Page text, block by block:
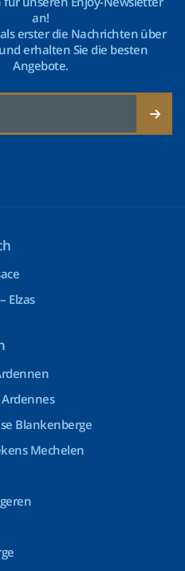
an!
erster die Nachrichten über
erhalten Sie die besten
Angebote.
Elzas
Blankenberge
Mechelen